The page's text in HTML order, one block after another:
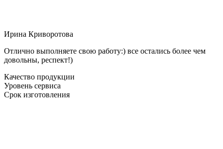
Ирина Криворотова
Отлично выполняете свою работу:) все остались более чем
довольны, респект!)
Качество продукции
Уровень сервиса
Срок изготовления